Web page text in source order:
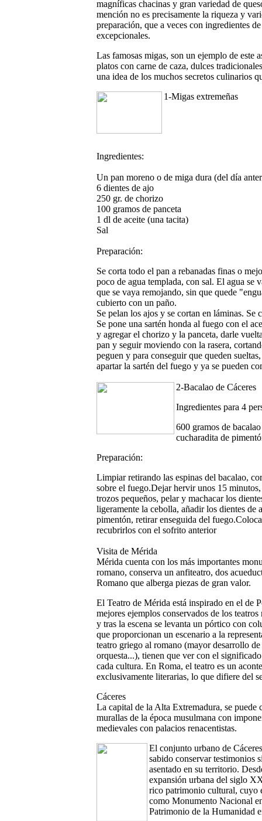
magníficas chacinas y gran variedad de
mención no es precisamente la riqueza y
preparación, que a veces con ingredientes
excepcionales.
Las famosas migas, son un ejemplo de este
platos con carne de caza, dulces
una idea de los muchos secretos culinarios
1-Migas extremeñas
Ingredientes:
Un pan moreno o de miga dura (del día
6 dientes de ajo
250 gr. de chorizo
100 gramos de panceta
1 dl de aceite (una tacita)
Sal
Preparación:
Se corta todo el pan a rebanadas finas o
poco de agua templada, con sal. El agua se
que se vaya remojando, sin que quede
cubierto con un paño.
Se pelan los ajos y se cortan en láminas.
Se pone una sartén honda al fuego con el
y agregar el chorizo y la panceta, darle
pan y seguir moviendo con la rasera,
peguen y para conseguir que queden
apartar la sartén del fuego y ya se pueden
2-Bacalao de Cáceres
Ingredientes para 4
600 gramos de
cucharadita de
Preparación:
Limpiar retirando las espinas del bacalao,
sobre el fuego.Dejar hervir unos 15
trozos pequeños, pelar y machacar los
ligeramente la cebolla, añadir los dientes de
pimentón, retirar enseguida del
recubrirlos con el sofrito anterior
Visita de Mérida
Mérida cuenta con los más importantes
romano, conserva un anfiteatro, dos
Romano que alberga piezas de gran valor.
El Teatro de Mérida está inspirado en el de
mejores ejemplos conservados de los
y tras la escena se levanta un pórtico con
que proporcionan un escenario a la
teatro griego al romano (mayor desarrollo
orquesta...), tienen que ver con el
cada cultura. En Roma, el teatro es un
exclusivamente literarias, lo que difiere del
Cáceres
La capital de la Alta Extremadura, se
murallas de la época musulmana con
medievales con palacios renacentistas.
El conjunto urbano de
sabido conservar testimonios
asentado en su territorio.
expansión urbana del siglo
rico patrimonio cultural, cuyo
como Monumento Nacional
Patrimonio de la Humanidad